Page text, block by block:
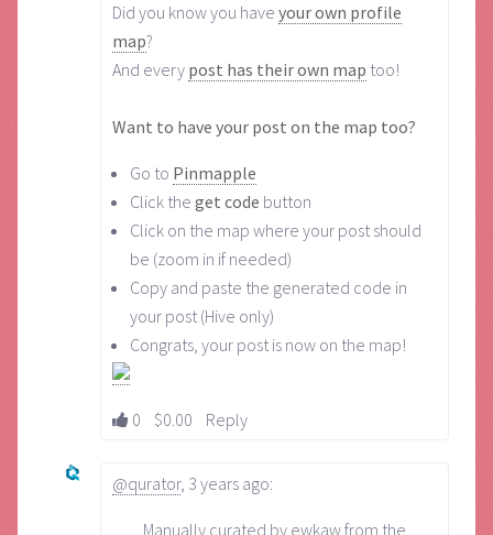
Did you know you have your own profile
map?
And every post has their own map too!
Want to have your post on the map too?
Go to Pinmapple
Click the get code button
Click on the map where your post should
be (zoom in if needed)
Copy and paste the generated code in
your post (Hive only)
Congrats, your post is now on the map!
0 $0.00 Reply
@qurator, 3 years ago:
Manually curated by ewkaw from the